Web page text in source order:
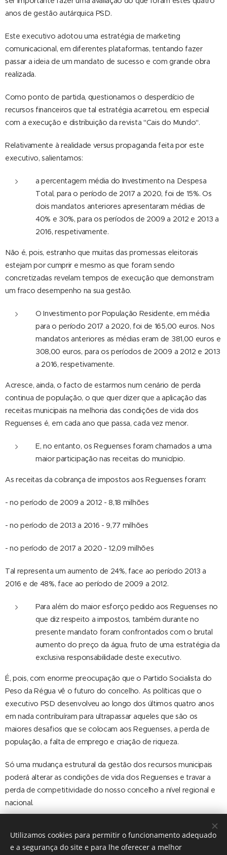
anos de gestão autárquica PSD.
Este executivo adotou uma estratégia de marketing
comunicacional, em diferentes plataformas, tentando fazer
passar a ideia de um mandato de sucesso e com grande obra
realizada.
Como ponto de partida, questionamos o desperdício de
recursos financeiros que tal estratégia acarretou, em especial
com a execução e distribuição da revista "Cais do Mundo".
Relativamente à realidade versus propaganda feita por este
executivo, salientamos:
a percentagem média do Investimento na Despesa
Total, para o período de 2017 a 2020, foi de 15%. Os
dois mandatos anteriores apresentaram médias de
40% e 30%, para os períodos de 2009 a 2012 e 2013 a
2016, respetivamente.
Não é, pois, estranho que muitas das promessas eleitorais
estejam por cumprir e mesmo as que foram sendo
concretizadas revelam tempos de execução que demonstram
um fraco desempenho na sua gestão.
O Investimento por População Residente, em média
para o período 2017 a 2020, foi de 165,00 euros. Nos
mandatos anteriores as médias eram de 381,00 euros e
308,00 euros, para os períodos de 2009 a 2012 e 2013
a 2016, respetivamente.
Acresce, ainda, o facto de estarmos num cenário de perda
continua de população, o que quer dizer que a aplicação das
receitas municipais na melhoria das condições de vida dos
Reguenses é, em cada ano que passa, cada vez menor.
E, no entanto, os Reguenses foram chamados a uma
maior participação nas receitas do município.
As receitas da cobrança de impostos aos Reguenses foram:
- no período de 2009 a 2012 - 8,18 milhões
- no período de 2013 a 2016 - 9,77 milhões
- no período de 2017 a 2020 - 12,09 milhões
Tal representa um aumento de 24%, face ao período 2013 a
2016 e de 48%, face ao período de 2009 a 2012.
Para além do maior esforço pedido aos Reguenses no
que diz respeito a impostos, também durante no
presente mandato foram confrontados com o brutal
aumento do preço da água, fruto de uma estratégia da
exclusiva responsabilidade deste executivo.
É, pois, com enorme preocupação que o Partido Socialista do
Peso da Régua vê o futuro do concelho. As políticas que o
executivo PSD desenvolveu ao longo dos últimos quatro anos
em nada contribuíram para ultrapassar aqueles que são os
maiores desafios que se colocam aos Reguenses, a perda de
população, a falta de emprego e criação de riqueza.
Só uma mudança estrutural da gestão dos recursos municipais
poderá alterar as condições de vida dos Reguenses e travar a
perda de competitividade do nosso concelho a nível regional e
nacional.
Utilizamos cookies para permitir o funcionamento adequado
e a segurança do site e para lhe oferecer a melhor